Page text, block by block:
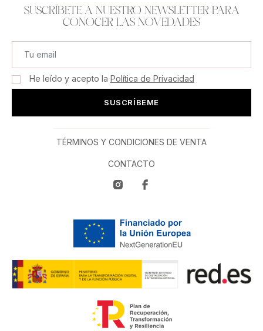
SUSCRÍBETE A NUESTRO NEWSLETTER PARA
CONOCER LAS NOVEDADES
He leído y acepto la Política de Privacidad
SUSCRÍBEME
TÉRMINOS Y CONDICIONES DE VENTA
CONTACTO